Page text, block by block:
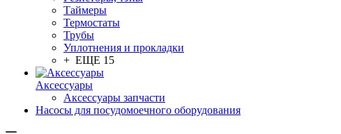
Таймеры
Термостаты
Трубы
Уплотнения и прокладки
+ ЕЩЕ 15
Аксессуары
Аксессуары запчасти
Насосы для посудомоечного оборудования